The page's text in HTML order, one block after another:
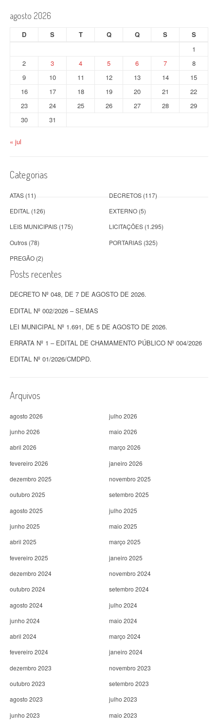
agosto 2026
D S T Q Q S
S
1
2
3 4 5 6 7
8
9
10 11 12 13 14
15
16
17 18 19 20 21
22
23
24 25 26 27 28
29
30
31
« jul
Categorias
ATAS (11) DECRETOS (117)
EDITAL (126) EXTERNO (5)
LEIS MUNICIPAIS (175) LICITAÇÕES (1.295)
Outros (78) PORTARIAS (325)
PREGÃO (2)
Posts recentes
DECRETO Nº 048, DE 7 DE AGOSTO DE 2026.
EDITAL Nº 002/2026 – SEMAS
LEI MUNICIPAL Nº 1.691, DE 5 DE AGOSTO DE 2026.
ERRATA Nº 1 – EDITAL DE CHAMAMENTO PÚBLICO Nº 004/2026
EDITAL Nº 01/2026/CMDPD.
Arquivos
agosto 2026
julho 2026
junho 2026
maio 2026
abril 2026
março 2026
fevereiro 2026
janeiro 2026
dezembro 2025
novembro 2025
outubro 2025
setembro 2025
agosto 2025
julho 2025
junho 2025
maio 2025
abril 2025
março 2025
fevereiro 2025
janeiro 2025
dezembro 2024
novembro 2024
outubro 2024
setembro 2024
agosto 2024
julho 2024
junho 2024
maio 2024
abril 2024
março 2024
fevereiro 2024
janeiro 2024
dezembro 2023
novembro 2023
outubro 2023
setembro 2023
agosto 2023
julho 2023
junho 2023
maio 2023